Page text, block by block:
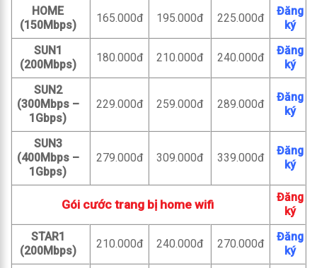
HOME
(150Mbps)
165.000đ 195.000đ 225.000đ
Đăng
ký
SUN1
(200Mbps)
180.000đ 210.000đ 240.000đ
Đăng
ký
SUN2
(300Mbps –
1Gbps)
229.000đ 259.000đ 289.000đ
Đăng
ký
SUN3
(400Mbps –
1Gbps)
279.000đ 309.000đ 339.000đ
Đăng
ký
Gói cước trang bị home wifi
Đăng
ký
STAR1
(200Mbps)
210.000đ 240.000đ 270.000đ
Đăng
ký